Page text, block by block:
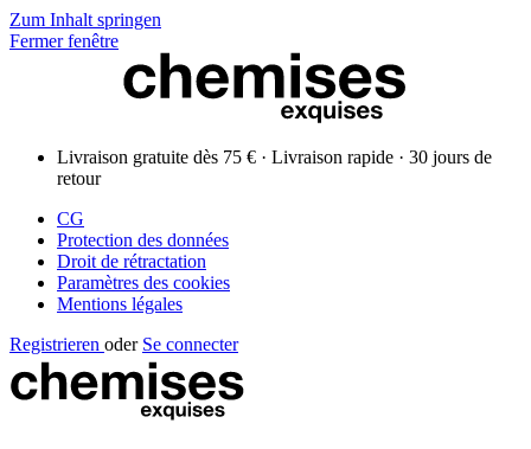
Zum Inhalt springen
Fermer fenêtre
Livraison gratuite dès 75 € · Livraison rapide · 30 jours de
retour
CG
Protection des données
Droit de rétractation
Paramètres des cookies
Mentions légales
Registrieren oder Se connecter